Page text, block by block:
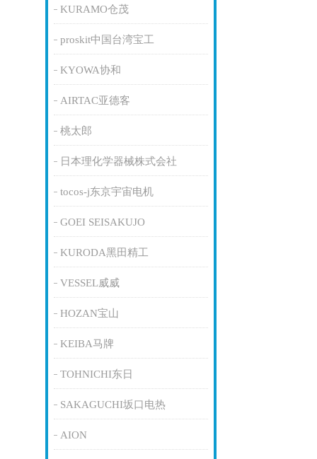
KURAMO仓茂
proskit中国台湾宝工
KYOWA协和
AIRTAC亚德客
桃太郎
日本理化学器械株式会社
tocos-j东京宇宙电机
GOEI SEISAKUJO
KURODA黑田精工
VESSEL威威
HOZAN宝山
KEIBA马牌
TOHNICHI东日
SAKAGUCHI坂口电热
AION